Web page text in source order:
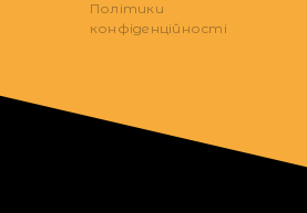
Політики
конфіденційності